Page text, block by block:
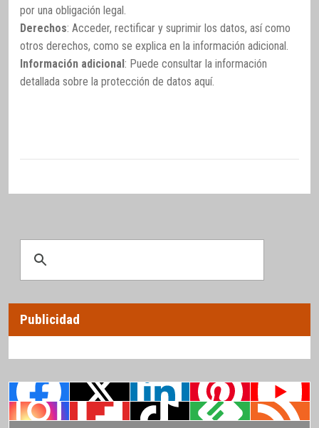
por una obligación legal.
Derechos: Acceder, rectificar y suprimir los datos, así como
otros derechos, como se explica en la información adicional.
Información adicional: Puede consultar la información
detallada sobre la protección de datos aquí.
Publicidad